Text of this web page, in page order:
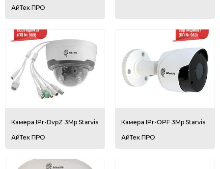
АйТек ПРО
Камера IPr-DvpZ 3Mp Starvis
АйТек ПРО
Камера IPr-OPF 3Mp Starvis
АйТек ПРО